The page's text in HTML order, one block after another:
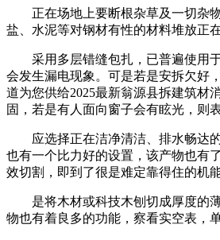
正在场地上要断根杂草及一切杂物
盐、水泥等对钢材有性的材料堆放正
采用多层错缝包扎，已普遍使用于
会发生漏电现象。可是若是安拆欠好
道为您供给2025最新翁源县拆建筑材
固，若是有人面向窗子会有眩光，则
应选择正在洁净清洁、排水畅达的
也有一个比力好的设置，该产物也有
效切割，即到了很是难定靠得住的机
是将木材或科技木刨切成厚度的薄
物也有着良多的功能，察看实空表，